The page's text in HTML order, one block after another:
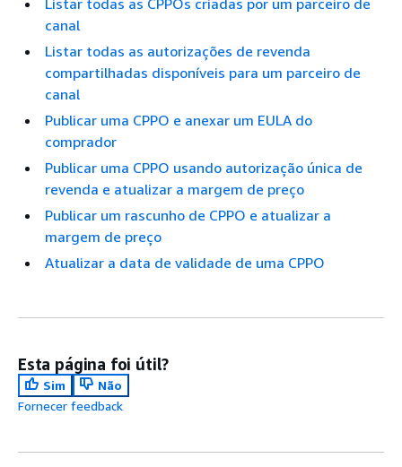
Listar todas as CPPOs criadas por um parceiro de
canal
Listar todas as autorizações de revenda
compartilhadas disponíveis para um parceiro de
canal
Publicar uma CPPO e anexar um EULA do
comprador
Publicar uma CPPO usando autorização única de
revenda e atualizar a margem de preço
Publicar um rascunho de CPPO e atualizar a
margem de preço
Atualizar a data de validade de uma CPPO
Esta página foi útil?
Sim
Não
Fornecer feedback